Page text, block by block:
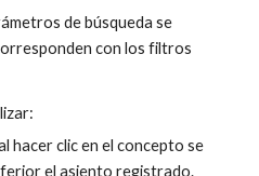
de búsqueda se
con los filtros
hacer clic en el concepto se
el asiento registrado.